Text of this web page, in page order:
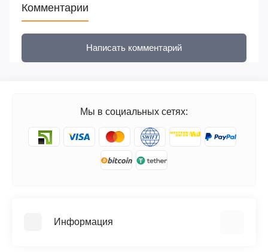
Комментарии
Написать комментарий
Мы в социальных сетях:
Информация